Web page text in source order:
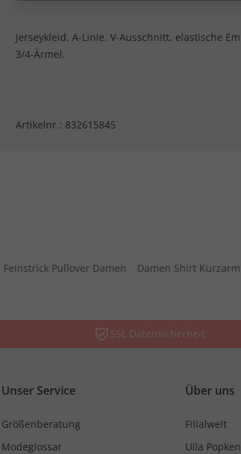
Jerseykleid, A-Linie. V-Ausschnitt, elastische
3/4-Ärmel.
Artikelnr.: 832615845
Feinstrick Pullover Damen
Damen Shirt Kurzarm
SSL Datensicherheit
Unser Service
Größenberatung
Modeglossar
Über uns
Filialwelt
Ulla